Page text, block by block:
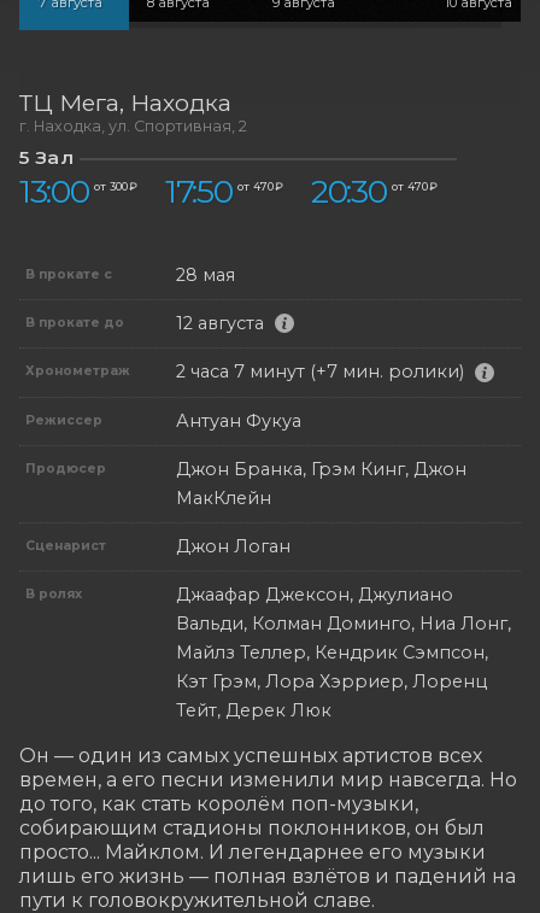
ТЦ Мега Находка
г. Находка, ул. Спортивная, 2
5 Зал
13:00 от 300 ₽ 17:50 от 470 ₽ 20:30 от 470 ₽
В прокате с 28 мая
В прокате до 12 августа
Хронометраж 2 часа 7 минут (+7 мин. ролики)
Режиссер Антуан Фукуа
Продюсер
Джон Бранка, Грэм Кинг, Джон
МакКлейн
Сценарист Джон Логан
В ролях
Джаафар Джексон, Джулиано
Вальди, Колман Доминго, Ниа Лонг,
Майлз Теллер, Кендрик Сэмпсон,
Кэт Грэм, Лора Хэрриер, Лоренц
Тейт, Дерек Люк
Он — один из самых успешных артистов всех
времен, а его песни изменили мир навсегда. Но
до того, как стать королём поп-музыки,
собирающим стадионы поклонников, он был
просто... Майклом. И легендарнее его музыки
лишь его жизнь — полная взлётов и падений на
пути к головокружительной славе.